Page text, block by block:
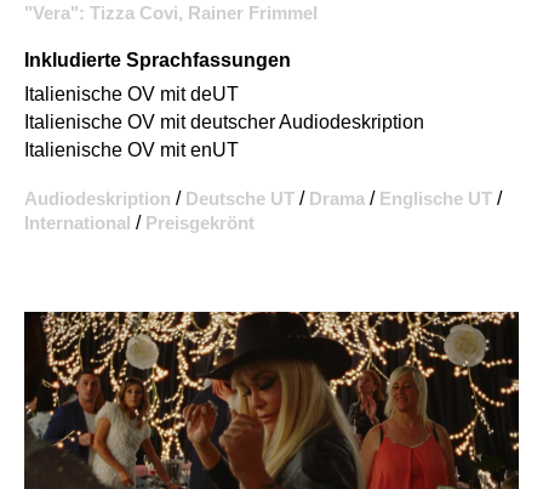
"Vera": Tizza Covi, Rainer Frimmel
Inkludierte Sprachfassungen
Italienische OV mit deUT
Italienische OV mit deutscher Audiodeskription
Italienische OV mit enUT
Audiodeskription / Deutsche UT / Drama / Englische UT /
International / Preisgekrönt